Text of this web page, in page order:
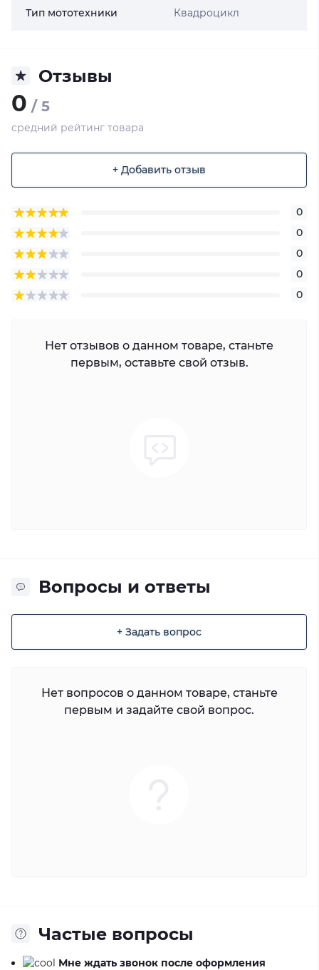
Тип мототехники Квадроцикл
Отзывы
0 / 5
средний рейтинг товара
+ Добавить отзыв
0
0
0
0
0
Нет отзывов о данном товаре, станьте
первым, оставьте свой отзыв.
Вопросы и ответы
+ Задать вопрос
Нет вопросов о данном товаре, станьте
первым и задайте свой вопрос.
Частые вопросы
Мне ждать звонок после оформления